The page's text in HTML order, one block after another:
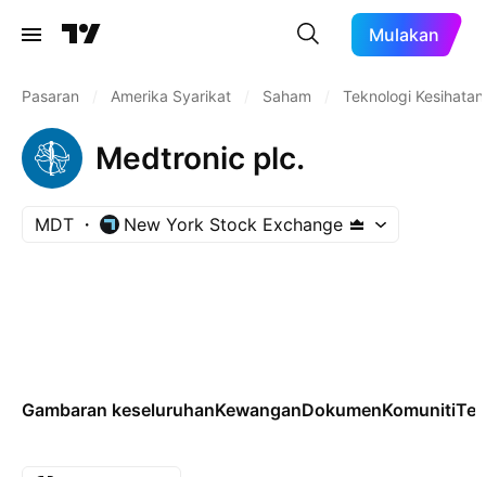
Mulakan
Pasaran Amerika Syarikat Saham Teknologi Kesihatan
Medtronic plc.
MDT New York Stock Exchange
Gambaran keseluruhanKewanganDokumenKomuniti